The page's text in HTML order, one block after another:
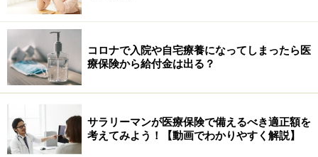
や70歳までのように一定の年齢まで保障されるタイプ
（歳満了）です。
定期医療保険（歳満了）
一定の年齢まで保障されるタイプは、加入時から契約で
定められた年齢の契約応答日の前日までが保障期間とな
コロナで入院や自宅療養になってしまったら医
療保険から給付金は出る？
サラリーマンが医療保険で備えるべき適正額を
考えてみよう！【動画でわかりやすく解説】